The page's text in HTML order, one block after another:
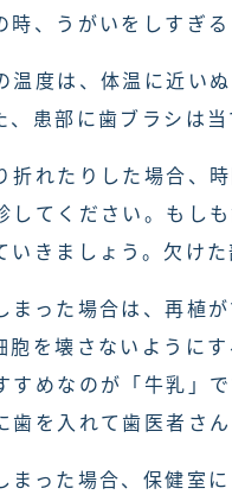
、うがいをしすぎ
温度は、体温に近い
、患部に歯ブラシは
折れたりした場合、
してください。もし
いきましょう。欠け
まった場合は、再植
胞を壊さないように
すめなのが「牛乳」
を入れて歯医者さん
まった場合、保健室